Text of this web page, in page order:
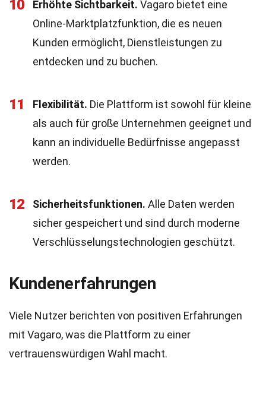
10 Erhöhte Sichtbarkeit. Vagaro bietet eine
Online-Marktplatzfunktion, die es neuen
Kunden ermöglicht, Dienstleistungen zu
entdecken und zu buchen.
11 Flexibilität. Die Plattform ist sowohl für kleine
als auch für große Unternehmen geeignet und
kann an individuelle Bedürfnisse angepasst
werden.
12 Sicherheitsfunktionen. Alle Daten werden
sicher gespeichert und sind durch moderne
Verschlüsselungstechnologien geschützt.
Kundenerfahrungen
Viele Nutzer berichten von positiven Erfahrungen
mit Vagaro, was die Plattform zu einer
vertrauenswürdigen Wahl macht.